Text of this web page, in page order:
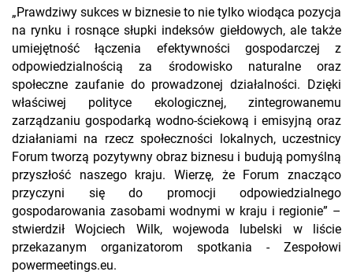
„Prawdziwy sukces w biznesie to nie tylko wiodąca pozycja
na rynku i rosnące słupki indeksów giełdowych, ale także
umiejętność łączenia efektywności gospodarczej z
odpowiedzialnością za środowisko naturalne oraz
społeczne zaufanie do prowadzonej działalności. Dzięki
właściwej polityce ekologicznej, zintegrowanemu
zarządzaniu gospodarką wodno-ściekową i emisyjną oraz
działaniami na rzecz społeczności lokalnych, uczestnicy
Forum tworzą pozytywny obraz biznesu i budują pomyślną
przyszłość naszego kraju. Wierzę, że Forum znacząco
przyczyni się do promocji odpowiedzialnego
gospodarowania zasobami wodnymi w kraju i regionie” –
stwierdził Wojciech Wilk, wojewoda lubelski w liście
przekazanym organizatorom spotkania - Zespołowi
powermeetings.eu.